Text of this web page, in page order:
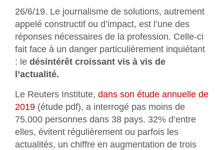
26/6/19. Le journalisme de solutions, autrement
appelé constructif ou d’impact, est l’une des
réponses nécessaires de la profession. Celle-ci
fait face à un danger particulièrement inquiétant
: le désintérêt croissant vis à vis de
l’actualité.
Le Reuters Institute, dans son étude annuelle de
2019 (étude pdf), a interrogé pas moins de
75.000 personnes dans 38 pays. 32% d’entre
elles, évitent régulièrement ou parfois les
actualités, un chiffre en augmentation de trois